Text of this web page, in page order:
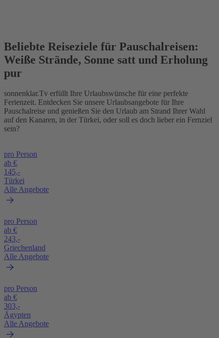
Beliebte Reiseziele für Pauschalreisen:
Weiße Strände, Sonne satt und Erholung
pur
sonnenklar.Tv erfüllt Ihre Urlaubswünsche für eine perfekte
Ferienzeit. Entdecken Sie unsere Urlaubsangebote für Ihre
Pauschalreise und genießen Sie den Urlaub am Strand Ihrer Wahl
auf den Kanaren, in der Türkei, oder soll es doch lieber ein Fernziel
sein?
pro Person
ab €
145,-
Türkei
Alle Angebote
pro Person
ab €
243,-
Griechenland
Alle Angebote
pro Person
ab €
303,-
Ägypten
Alle Angebote